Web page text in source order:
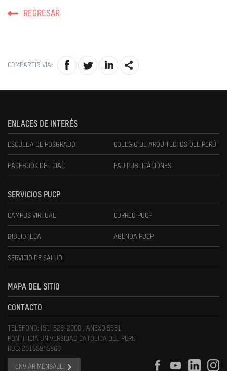
REGRESAR
COMPARTIR VÍA:
ENLACES DE INTERÉS
ESCUELA DE POSGRADO COLEGIO DE ARQUITECTOS DEL PERÚ
FACEBOOK DEL CIAC FAU PUBLICACIONES
SERVICIOS PUCP
CAMPUS VIRTUAL CORREO PUCP
BIBLIOTECA AGENDA PUCP
SERVICIO DE SALUD
MAPA DEL SITIO
CONTACTO
TELÉFONO: (51) 626-2000 , ANEXO 5581
PONTIFICIA UNIVERSIDAD CATOLICA DEL PERU
RUC: 20155945860
ENVIAR MENSAJE